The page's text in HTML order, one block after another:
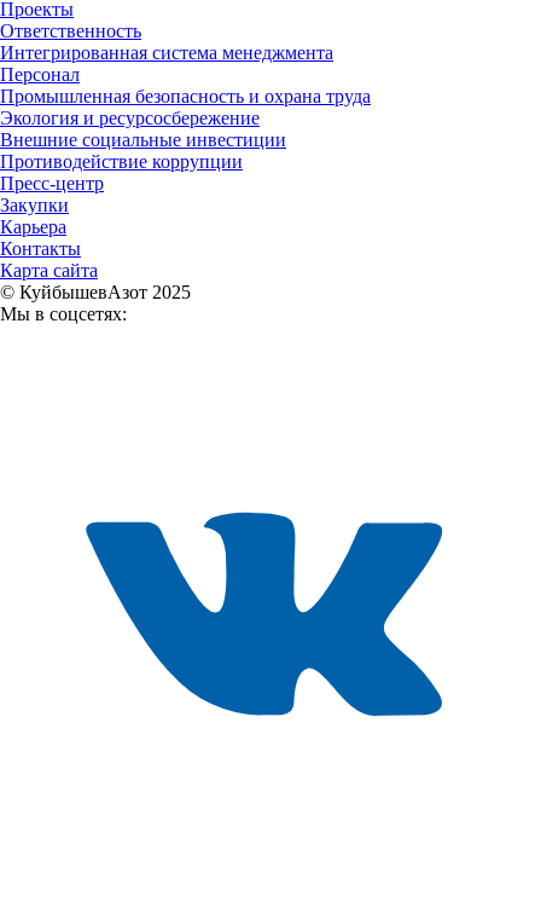
Проекты
Ответственность
Интегрированная система менеджмента
Персонал
Промышленная безопасность и охрана труда
Экология и ресурсосбережение
Внешние социальные инвестиции
Противодействие коррупции
Пресс-центр
Закупки
Карьера
Контакты
Карта сайта
© КуйбышевАзот 2025
Мы в соцсетях: